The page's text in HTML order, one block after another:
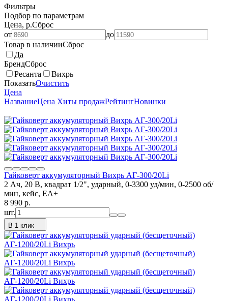
Фильтры
Подбор по параметрам
Цена, р.Сброс
от
до
Товар в наличииСброс
Да
БрендСброс
Ресанта
Вихрь
ПоказатьОчистить
Цена
НазваниеЦена Хиты продажРейтингНовинки
Гайковерт аккумуляторный Вихрь АГ-300/20Li
2 Ач, 20 В, квадрат 1/2", ударный, 0-3300 уд/мин, 0-2500 об/
мин, кейс, ЕА+
8 990 p.
шт.
В 1 клик